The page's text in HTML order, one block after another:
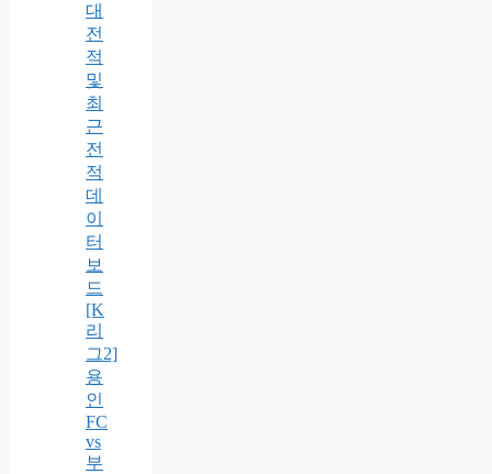
대
전
적
및
최
근
전
적
데
이
터
보
드
[K
리
그2]
용
인
FC
vs
부